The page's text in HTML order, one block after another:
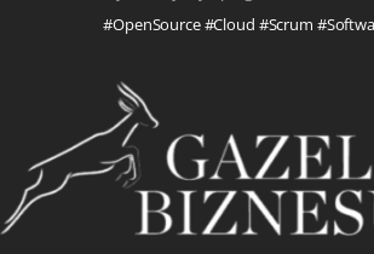
#OpenSource #Cloud #Scrum